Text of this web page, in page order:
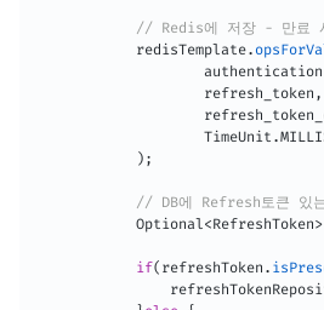
// Redis에 저장 - 만료
            redisTemplate
.
                    authentication
                    refresh_token
,
TimeUnit .
) ;
// DB에 Refresh토큰 있
Optional<RefreshToken>
if( refreshToken .